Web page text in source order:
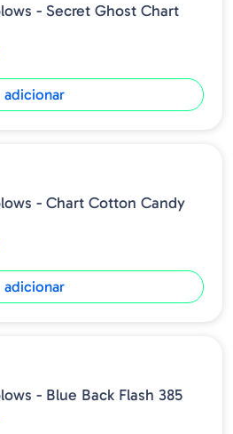
adicionar
- Chart Cotton Candy
adicionar
- Blue Back Flash 385